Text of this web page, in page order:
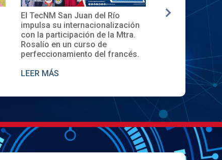
✨🎓Toma de Protesta del Comité
Local del XXXII ENECB-CEA 2025
en el TecNM San Juan del Río
LEER MÁS
La nueva
LEER MÁS